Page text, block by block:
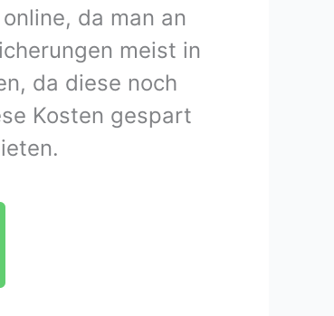
da man an
meist in
da diese noch
Kosten gespart